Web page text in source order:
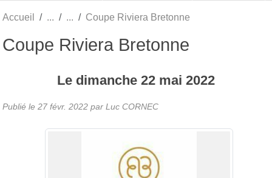
Accueil Coupe Riviera Bretonne
Coupe Riviera Bretonne
Le dimanche 22 mai 2022
Publié le 27 févr. 2022 par Luc CORNEC